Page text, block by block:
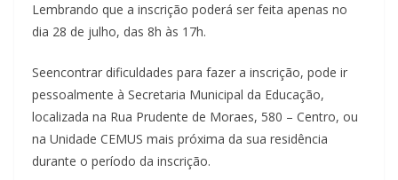
Lembrando que a inscrição poderá ser feita apenas no
dia 28 de julho, das 8h às 17h.
Seencontrar dificuldades para fazer a inscrição, pode ir
pessoalmente à Secretaria Municipal da Educação,
localizada na Rua Prudente de Moraes, 580 – Centro, ou
na Unidade CEMUS mais próxima da sua residência
durante o período da inscrição.